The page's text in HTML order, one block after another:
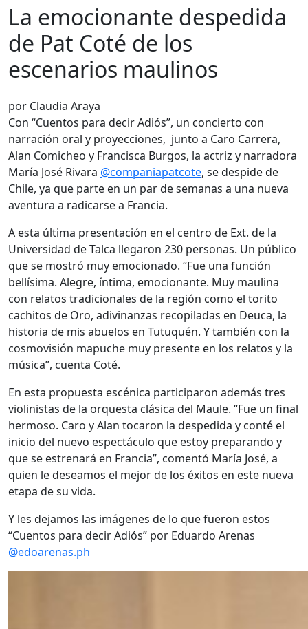
La emocionante despedida
de Pat Coté de los
escenarios maulinos
por Claudia Araya
Con “Cuentos para decir Adiós”, un concierto con
narración oral y proyecciones, junto a Caro Carrera,
Alan Comicheo y Francisca Burgos, la actriz y narradora
María José Rivara @companiapatcote, se despide de
Chile, ya que parte en un par de semanas a una nueva
aventura a radicarse a Francia.
A esta última presentación en el centro de Ext. de la
Universidad de Talca llegaron 230 personas. Un público
que se mostró muy emocionado. “Fue una función
bellísima. Alegre, íntima, emocionante. Muy maulina
con relatos tradicionales de la región como el torito
cachitos de Oro, adivinanzas recopiladas en Deuca, la
historia de mis abuelos en Tutuquén. Y también con la
cosmovisión mapuche muy presente en los relatos y la
música”, cuenta Coté.
En esta propuesta escénica participaron además tres
violinistas de la orquesta clásica del Maule. “Fue un final
hermoso. Caro y Alan tocaron la despedida y conté el
inicio del nuevo espectáculo que estoy preparando y
que se estrenará en Francia”, comentó María José, a
quien le deseamos el mejor de los éxitos en este nueva
etapa de su vida.
Y les dejamos las imágenes de lo que fueron estos
“Cuentos para decir Adiós” por Eduardo Arenas
@edoarenas.ph